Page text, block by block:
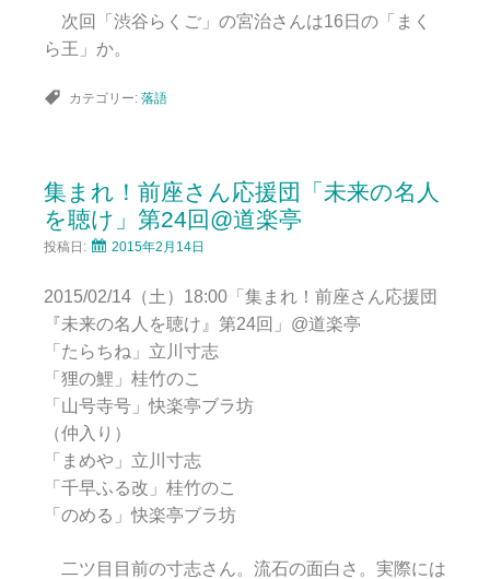
次回「渋谷らくご」の宮治さんは16日の「まく
ら王」か。
カテゴリー: 落語
集まれ！前座さん応援団「未来の名人
を聴け」第24回@道楽亭
投稿日: 2015年2月14日
2015/02/14（土）18:00「集まれ！前座さん応援団
『未来の名人を聴け』第24回」@道楽亭
「たらちね」立川寸志
「狸の鯉」桂竹のこ
「山号寺号」快楽亭ブラ坊
（仲入り）
「まめや」立川寸志
「千早ふる改」桂竹のこ
「のめる」快楽亭ブラ坊
二ツ目目前の寸志さん。流石の面白さ。実際には